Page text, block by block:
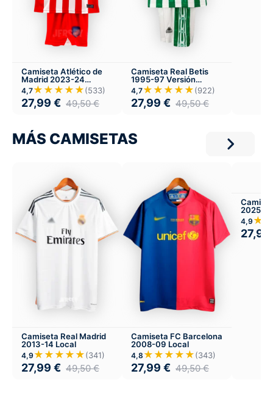
Camiseta Atlético de
Madrid 2023-24
Versión Infantil Local
4,7★★★★★(533)
27,99 € 49,50€
Camiseta Real Betis
1995-97 Versión
Infantil Local
4,7★★★★★(922)
27,99 € 49,50€
MÁS CAMISETAS
Camiseta Real Madrid
2013-14 Local
4,9 ★★★★★(341)
27,99 € 49,50€
Camiseta FC Barcelona
2008-09 Local
4,8 ★★★★★(343)
27,99 € 49,50€
2025-
4,9
27,99